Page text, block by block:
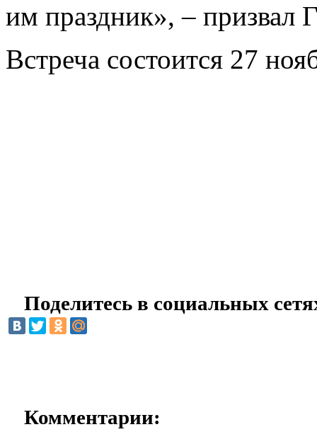
им праздник», – призвал
Встреча состоится 27
Поделитесь в социальных
Комментарии: